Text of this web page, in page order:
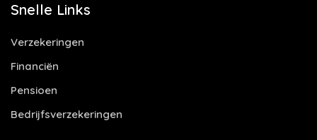
Snelle Links
Verzekeringen
Financiën
Pensioen
Bedrijfsverzekeringen